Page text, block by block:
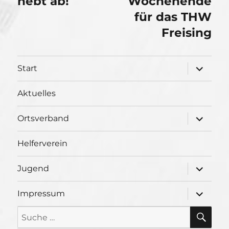
für das THW
Freising
Start
öffnen
Aktuelles
Ortsverband
öffnen
Helferverein
Jugend
öffnen
Impressum
öffnen
Suche
nach: